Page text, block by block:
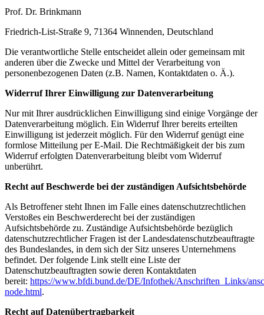
Prof. Dr. Brinkmann
Friedrich-List-Straße 9, 71364 Winnenden, Deutschland
Die verantwortliche Stelle entscheidet allein oder gemeinsam mit
anderen über die Zwecke und Mittel der Verarbeitung von
personenbezogenen Daten (z.B. Namen, Kontaktdaten o. Ä.).
Widerruf Ihrer Einwilligung zur Datenverarbeitung
Nur mit Ihrer ausdrücklichen Einwilligung sind einige Vorgänge der
Datenverarbeitung möglich. Ein Widerruf Ihrer bereits erteilten
Einwilligung ist jederzeit möglich. Für den Widerruf genügt eine
formlose Mitteilung per E-Mail. Die Rechtmäßigkeit der bis zum
Widerruf erfolgten Datenverarbeitung bleibt vom Widerruf
unberührt.
Recht auf Beschwerde bei der zuständigen Aufsichtsbehörde
Als Betroffener steht Ihnen im Falle eines datenschutzrechtlichen
Verstoßes ein Beschwerderecht bei der zuständigen
Aufsichtsbehörde zu. Zuständige Aufsichtsbehörde bezüglich
datenschutzrechtlicher Fragen ist der Landesdatenschutzbeauftragte
des Bundeslandes, in dem sich der Sitz unseres Unternehmens
befindet. Der folgende Link stellt eine Liste der
Datenschutzbeauftragten sowie deren Kontaktdaten
bereit: https://www.bfdi.bund.de/DE/Infothek/Anschriften_Links/
node.html.
Recht auf Datenübertragbarkeit